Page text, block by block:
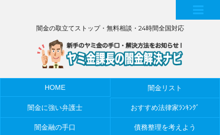
闇金の取立てストップ・無料相談・24時間全国対応
HOME 闇金リスト
闇金に強い弁護士 おすすめ法律家ﾗﾝｷﾝｸﾞ
闇金融の手口 債務整理を考えよう